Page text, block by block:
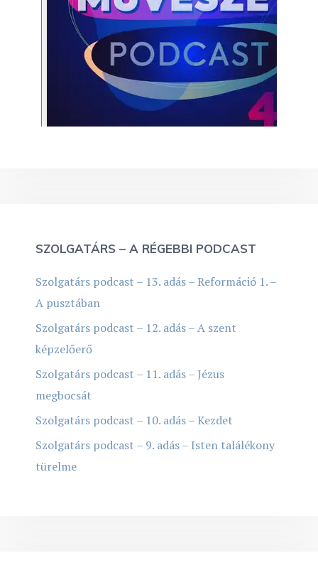
SZOLGATÁRS – A RÉGEBBI PODCAST
Szolgatárs podcast – 13. adás – Reformáció 1. –
A pusztában
Szolgatárs podcast – 12. adás – A szent
képzelőerő
Szolgatárs podcast – 11. adás – Jézus
megbocsát
Szolgatárs podcast – 10. adás – Kezdet
Szolgatárs podcast – 9. adás – Isten találékony
türelme